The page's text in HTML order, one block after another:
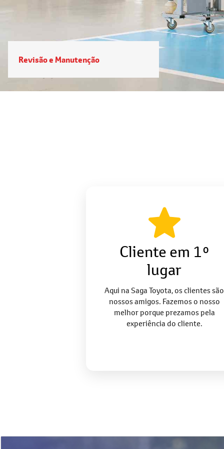
Revisão e Manutenção
Cliente em 1º
lugar
Aqui na Saga Toyota, os clientes são
nossos amigos. Fazemos o nosso
melhor porque prezamos pela
experiência do cliente.